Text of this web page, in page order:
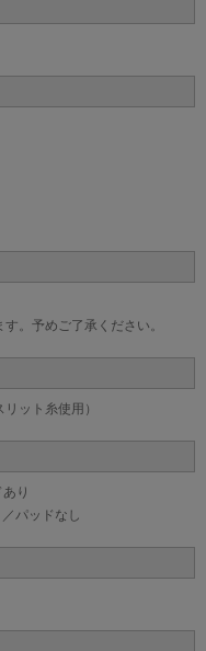
。予めご了承ください。
ット糸使用）
り
パッドなし